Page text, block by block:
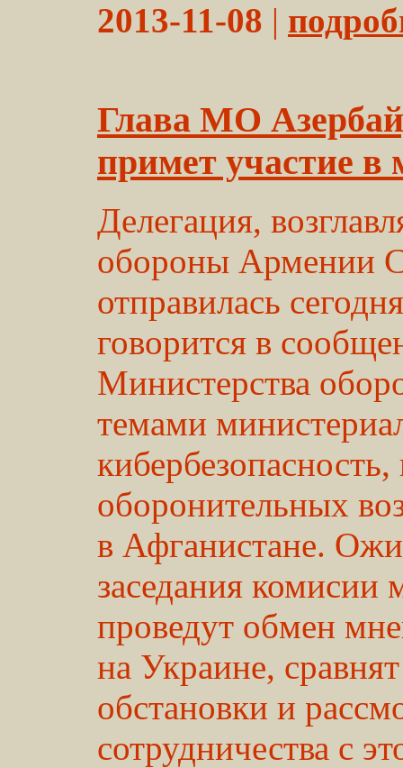
2013-11-08 |
Глава МО
примет участие
Делегация,
обороны Армении
отправилась
говорится в
Министерства
темами
оборонительных
в Афганистане.
заседания
проведут обмен
на Украине,
обстановки и
сотрудничества с